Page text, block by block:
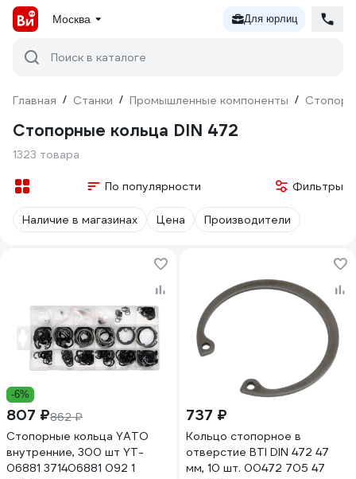
Москва Для юрлиц
Поиск в каталоге
Главная / Станки / Промышленные компоненты /
Стопорные кольца DIN 472
1323 товара
По популярности Фильтры
Наличие в магазинах Цена Производители
-6%
807 ₽862 ₽
Стопорные кольца YATO
внутренние, 300 шт YT-
06881 371406881 092 1
737 ₽
Кольцо стопорное в
отверстие BTI DIN 472 47
мм, 10 шт. 00472 705 47